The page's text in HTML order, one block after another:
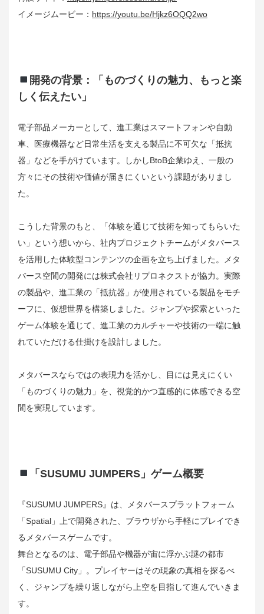
イメージムービー： https://youtu.be/Hjkz6OQQ2wo
開発の背景：「ものづくりの魅力、もっと楽
しく伝えたい」
電子部品メーカーとして、進工業はスマートフォンや自動
車、医療機器など日常生活を支える製品に不可欠な「抵抗
器」などを手がけています。しかしBtoB企業ゆえ、一般の
方々にその技術や価値が届きにくいという課題がありまし
た。
こうした背景のもと、「体験を通じて技術を知ってもらいた
い」という想いから、社内プロジェクトチームがメタバース
を活用した体験型コンテンツの企画を立ち上げました。メタ
バース空間の開発には株式会社リプロネクストが協力。実際
の製品や、進工業の「抵抗器」が使用されている製品をモチ
ーフに、仮想世界を構築しました。ジャンプや探索といった
ゲーム体験を通じて、進工業のカルチャーや技術の一端に触
れていただける仕掛けを設計しました。
メタバースならではの表現力を活かし、目には見えにくい
「ものづくりの魅力」を、視覚的かつ直感的に体感できる空
間を実現しています。
「SUSUMU JUMPERS」ゲーム概要
『SUSUMU JUMPERS』は、メタバースプラットフォーム
「Spatial」上で開発された、ブラウザから手軽にプレイでき
るメタバースゲームです。
舞台となるのは、電子部品や機器が宙に浮かぶ謎の都市
「SUSUMU City」。プレイヤーはその現象の真相を探るべ
く、ジャンプを繰り返しながら上空を目指して進んでいきま
す。